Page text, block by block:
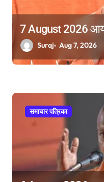
7 August 2026
Suraj Aug 7, 2026
समाचार पत्रिका